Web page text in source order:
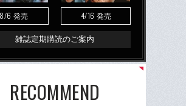
8/6 発売 4/16 発売
雑誌定期購読のご案内
RECOMMEND